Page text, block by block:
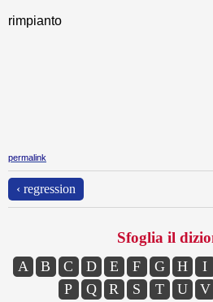
rimpianto
permalink
‹ regression
Sfoglia il
A B C D E F G H I
P
Q R S T U V